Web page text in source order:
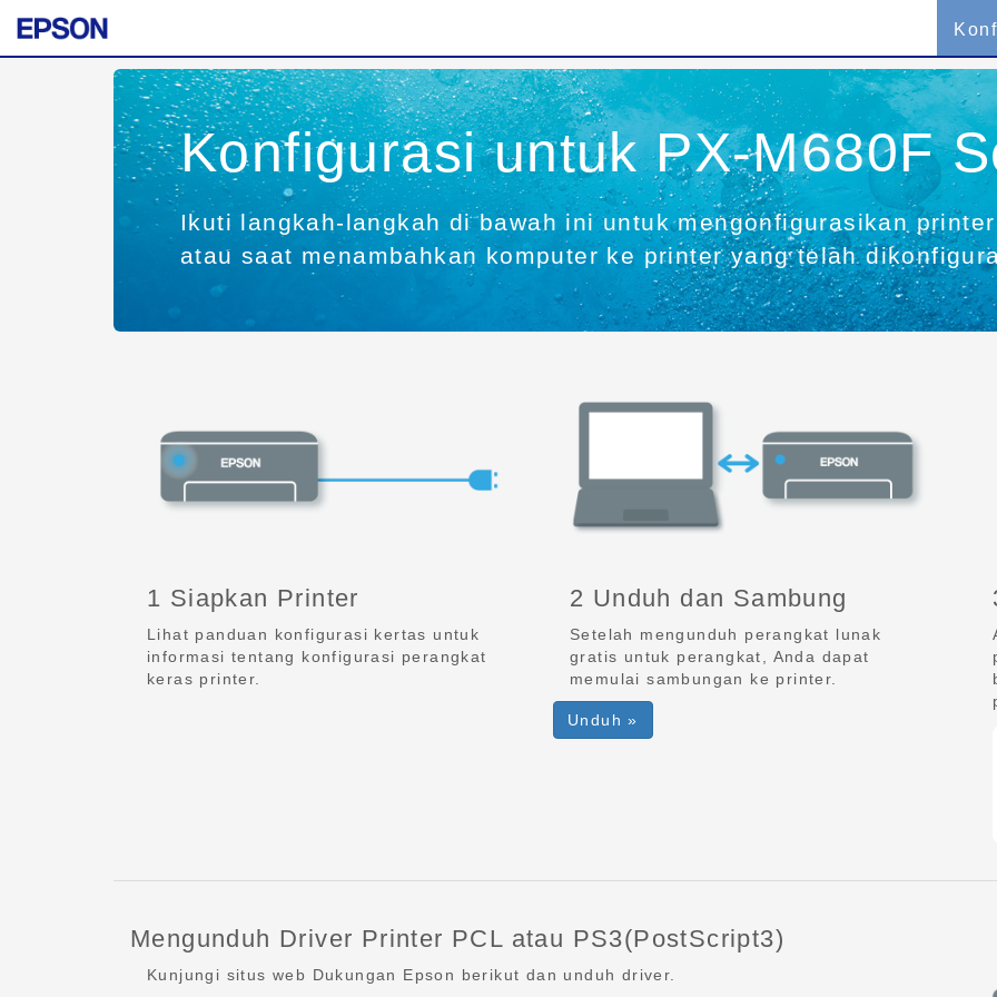
Konfigurasi untuk PX-M680F
Ikuti langkah-langkah di bawah ini untuk mengonfigurasikan
atau saat menambahkan komputer ke printer yang telah
1 Siapkan Printer
Lihat panduan konfigurasi kertas untuk
informasi tentang konfigurasi perangkat
keras printer.
2 Unduh dan Sambung
Setelah mengunduh perangkat lunak
gratis untuk perangkat, Anda dapat
memulai sambungan ke printer.
Unduh »
Mengunduh Driver Printer PCL atau PS3(PostScript3)
Kunjungi situs web Dukungan Epson berikut dan unduh driver.